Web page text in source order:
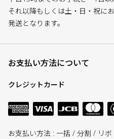
それ以降もしくは土・日・祝に
発送となります。
お支払い方法について
クレジットカード
お支払い方法 : 一括 / 分割 / リボ